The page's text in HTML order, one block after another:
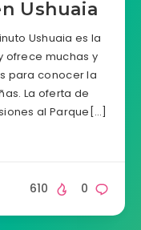
Ushuaia
Ushuaia es la
ofrece muchas y
para conocer la
La oferta de
al Parque[…]
0
610